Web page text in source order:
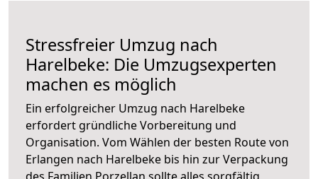
Stressfreier Umzug nach
Harelbeke: Die Umzugsexperten
machen es möglich
Ein erfolgreicher Umzug nach Harelbeke
erfordert gründliche Vorbereitung und
Organisation. Vom Wählen der besten Route von
Erlangen nach Harelbeke bis hin zur Verpackung